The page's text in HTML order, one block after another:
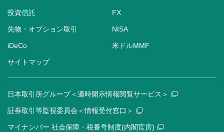
投資信託 FX
先物・オプション取引 NISA
iDeCo 米ドルMMF
サイトマップ
日本取引所グループ＜適時開示情報閲覧サービス＞
証券取引等監視委員会＜情報受付窓口＞
マイナンバー 社会保障・税番号制度(内閣官房)